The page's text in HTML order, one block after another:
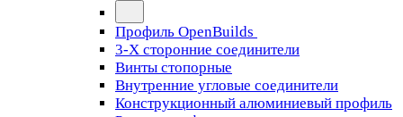
Профиль OpenBuilds
3-Х сторонние соединители
Винты стопорные
Внутренние угловые соединители
Конструкционный алюминиевый профиль